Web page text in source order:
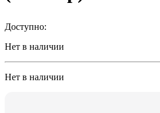
Доступно:
Нет в наличии
Нет в наличии